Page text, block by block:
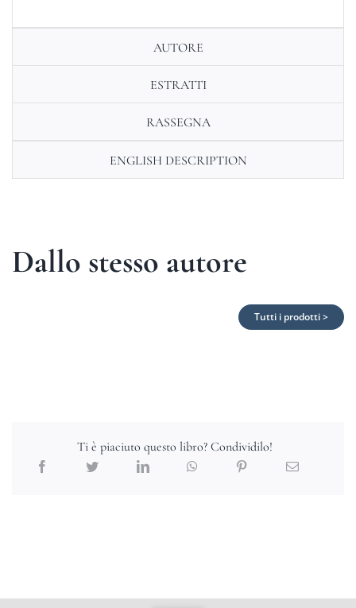
AUTORE
ESTRATTI
RASSEGNA
ENGLISH DESCRIPTION
Dallo stesso autore
Tutti i prodotti >
Ti è piaciuto questo libro? Condividilo!